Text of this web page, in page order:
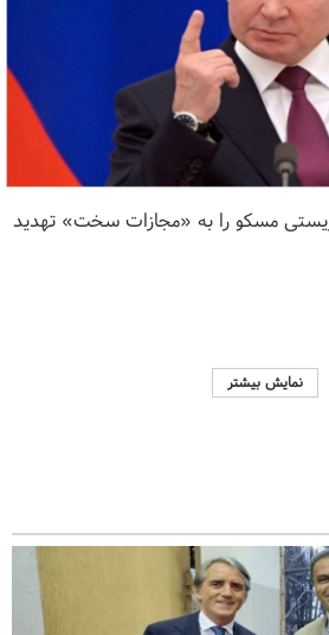
مسکو را به «مجازات سخت» تهدید
نمایش بیشتر